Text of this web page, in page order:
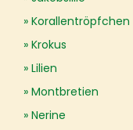
Korallentröpfchen
Krokus
Lilien
Montbretien
Nerine